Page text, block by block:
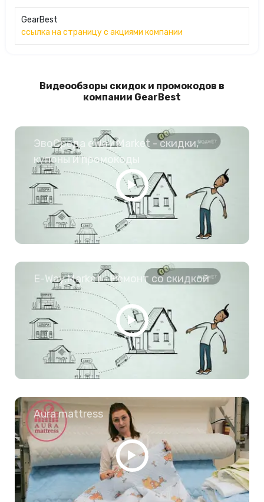
GearBest
ссылка на страницу с акциями компании
Видеообзоры скидок и промокодов в
компании GearBest
ЭвоСреда eWay Market - скидки,
купоны и промокоды
E-Way.Market - Ремонт со скидкой
Aura mattress